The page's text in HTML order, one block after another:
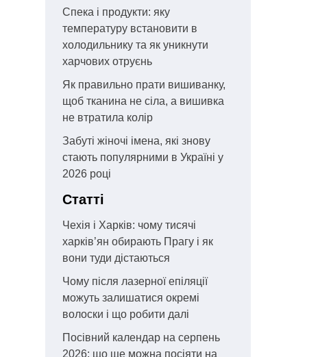
Спека і продукти: яку
температуру встановити в
холодильнику та як уникнути
харчових отруєнь
Як правильно прати вишиванку,
щоб тканина не сіла, а вишивка
не втратила колір
Забуті жіночі імена, які знову
стають популярними в Україні у
2026 році
Статті
Чехія і Харків: чому тисячі
харків’ян обирають Прагу і як
вони туди дістаються
Чому після лазерної епіляції
можуть залишатися окремі
волоски і що робити далі
Посівний календар на серпень
2026: що ще можна посіяти на